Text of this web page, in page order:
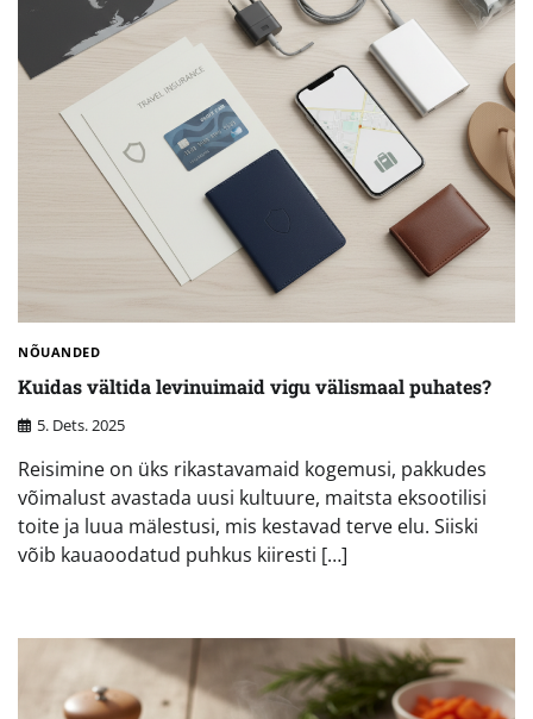
NÕUANDED
Kuidas vältida levinuimaid vigu välismaal puhates?
5. Dets. 2025
Reisimine on üks rikastavamaid kogemusi, pakkudes
võimalust avastada uusi kultuure, maitsta eksootilisi
toite ja luua mälestusi, mis kestavad terve elu. Siiski
võib kauaoodatud puhkus kiiresti […]